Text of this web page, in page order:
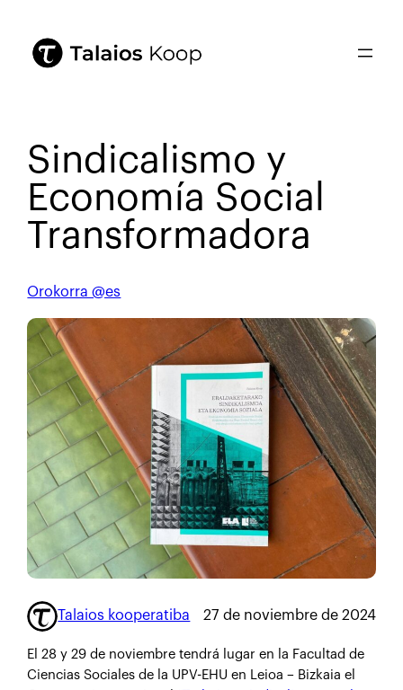
Sindicalismo y
Economía Social
Transformadora
Orokorra @es
Talaios kooperatiba 27 de noviembre de 2024
El 28 y 29 de noviembre tendrá lugar en la Facultad de
Ciencias Sociales de la UPV-EHU en Leioa – Bizkaia el